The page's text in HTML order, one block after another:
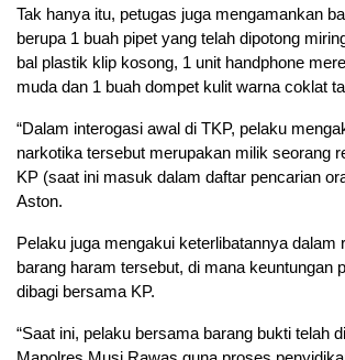
Tak hanya itu, petugas juga mengamankan
berupa 1 buah pipet yang telah dipotong
bal plastik klip kosong, 1 unit handphone
muda dan 1 buah dompet kulit warna coklat
“Dalam interogasi awal di TKP, pelaku
narkotika tersebut merupakan milik seorang
KP (saat ini masuk dalam daftar pencarian
Aston.
Pelaku juga mengakui keterlibatannya dalam
barang haram tersebut, di mana keuntungan
dibagi bersama KP.
“Saat ini, pelaku bersama barang bukti telah